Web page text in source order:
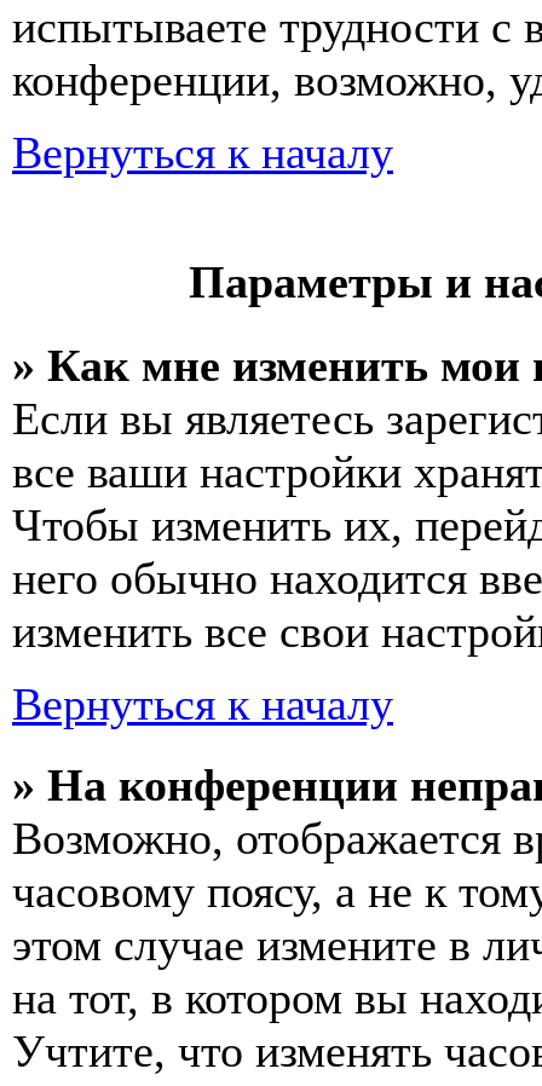
испытываете трудности с
конференции, возможно,
Вернуться к началу
Параметры и
» Как мне изменить мои
Если вы являетесь
все ваши настройки
Чтобы изменить их,
него обычно находится
изменить все свои
Вернуться к началу
» На конференции
Возможно, отображается
часовому поясу, а не к
этом случае измените в
на тот, в котором вы
Учтите, что изменять